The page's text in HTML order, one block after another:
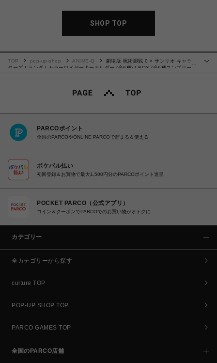
SHOP TOP
TOP pop-up-shop ANIME-Q
劇場版 呪術廻戦 0 × サンリオ キャラク
ターズ | ランダムカラーワイヤーキーホルダー (全6種) | BOX (全6種コンプリー
ト)
PARCOポイント
全国のPARCOやONLINE PARCOで貯まる＆使える
ポケパル払い
初回登録＆お買物で最大1,500円分のPARCOポイント進呈
POCKET PARCO（公式アプリ）
コイン＆クーポンでPARCOでのお買い物がオトクに
カテゴリー
全カテゴリーから探す
culture TOP
POP-UP SHOP TOP
PARCO GAMES TOP
全国のPARCO店舗